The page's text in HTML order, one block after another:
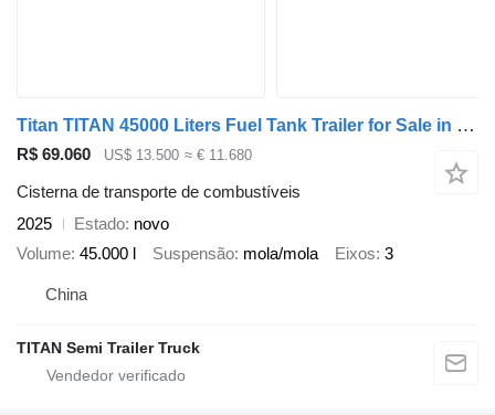
Titan TITAN 45000 Liters Fuel Tank Trailer for Sale in Congo
R$ 69.060 US$ 13.500 ≈ € 11.680
Cisterna de transporte de combustíveis
2025
Estado novo
Volume 45.000 l Suspensão mola/mola Eixos 3
China
TITAN Semi Trailer Truck